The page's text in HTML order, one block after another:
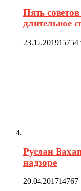
Пять
длительное
23.12.201915754
Руслан
надзоре
20.04.201714767